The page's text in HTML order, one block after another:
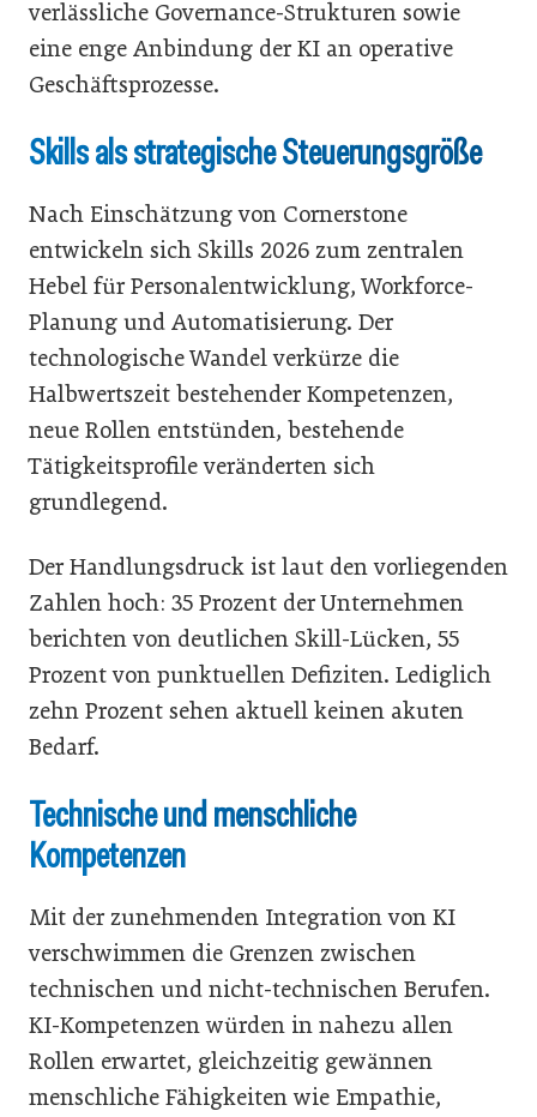
verlässliche Governance-Strukturen sowie
eine enge Anbindung der KI an operative
Geschäftsprozesse.
Skills als strategische Steuerungsgröße
Nach Einschätzung von Cornerstone
entwickeln sich Skills 2026 zum zentralen
Hebel für Personalentwicklung, Workforce-
Planung und Automatisierung. Der
technologische Wandel verkürze die
Halbwertszeit bestehender Kompetenzen,
neue Rollen entstünden, bestehende
Tätigkeitsprofile veränderten sich
grundlegend.
Der Handlungsdruck ist laut den vorliegenden
Zahlen hoch: 35 Prozent der Unternehmen
berichten von deutlichen Skill-Lücken, 55
Prozent von punktuellen Defiziten. Lediglich
zehn Prozent sehen aktuell keinen akuten
Bedarf.
Technische und menschliche
Kompetenzen
Mit der zunehmenden Integration von KI
verschwimmen die Grenzen zwischen
technischen und nicht-technischen Berufen.
KI-Kompetenzen würden in nahezu allen
Rollen erwartet, gleichzeitig gewännen
menschliche Fähigkeiten wie Empathie,